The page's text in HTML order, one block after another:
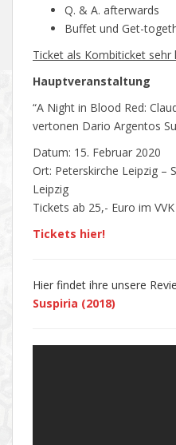
Q. & A. afterwards
Buffet und Get-
Ticket als Kombiticket
Hauptveranstaltung
“A Night in Blood Red:
vertonen Dario Argentos
Datum: 15. Februar 2020
Ort: Peterskirche Leipzig –
Leipzig
Tickets ab 25,- Euro im VVK
Tickets hier!
Hier findet ihre unsere
Suspiria (2018)